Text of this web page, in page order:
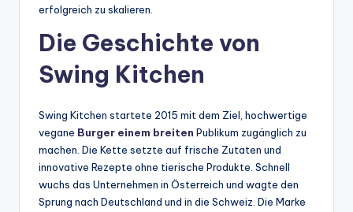
erfolgreich zu skalieren.
Die Geschichte von
Swing Kitchen
Swing Kitchen startete 2015 mit dem Ziel, hochwertige
vegane Burger einem breiten Publikum zugänglich zu
machen. Die Kette setzte auf frische Zutaten und
innovative Rezepte ohne tierische Produkte. Schnell
wuchs das Unternehmen in Österreich und wagte den
Sprung nach Deutschland und in die Schweiz. Die Marke